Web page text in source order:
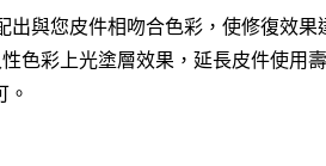
與您皮件相吻合色彩，使修復效果
色彩上光塗層效果，延長皮件使用
。